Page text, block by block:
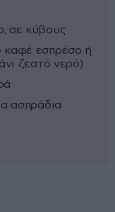
σε κύβους
καφέ εσπρέσο ή
ζεστό νερό)
ασπράδια